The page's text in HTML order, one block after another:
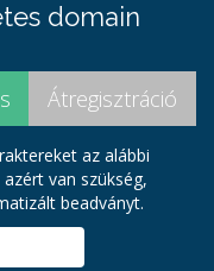
domain
az alábbi
van szükség,
beadványt.